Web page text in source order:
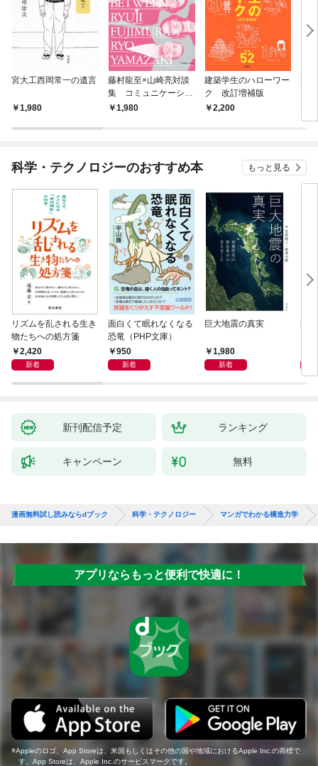
宮大工西岡常一の遺言
1,980
藤村龍至×山崎亮対談
集 コミュニケーショ
ンのアーキテクチャを
1,980
建築学生のハローワー
ク 改訂増補版
2,200
藤
科学・テクノロジーのおすすめ本 もっと見る
リズムを乱される生き
物たちへの処方箋
2,420
新着
面白くて眠れなくなる
恐竜（PHP文庫）
950
新着
巨大地震の真実
1,980
新着
病
新刊配信予定 ランキング
キャンペーン 無料
漫画無料試し読みならdブック 科学・テクノロジー マンガでわかる構造力学
アプリならもっと便利で快適に！
Appleのロゴ、App Storeは、米国もしくはその他の国や地域におけるApple Inc.の商標で
す。App Storeは、Apple Inc.のサービスマークです。